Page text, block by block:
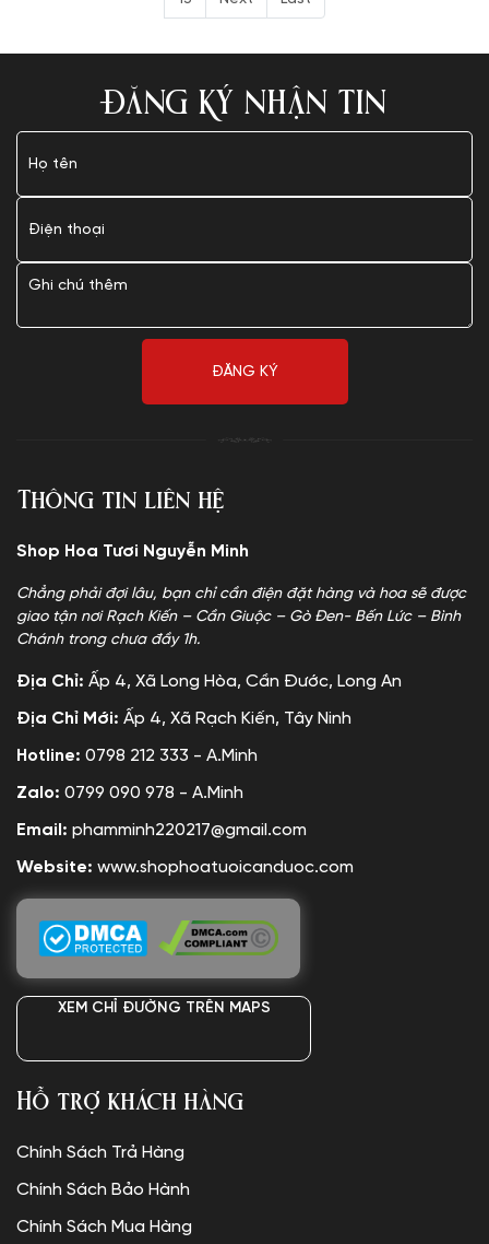
ĐĂNG KÝ NHẬN TIN
Thông tin liên hệ
Shop Hoa Tươi Nguyễn Minh
Chẳng phải đợi lâu, bạn chỉ cần điện đặt hàng và hoa sẽ được
giao tận nơi Rạch Kiến – Cần Giuộc – Gò Đen- Bến Lức – Bình
Chánh trong chưa đầy 1h.
Địa Chỉ: Ấp 4, Xã Long Hòa, Cần Đước, Long An
Địa Chỉ Mới: Ấp 4, Xã Rạch Kiến, Tây Ninh
Hotline: 0798 212 333 - A.Minh
Zalo: 0799 090 978 - A.Minh
Email: phamminh220217@gmail.com
Website: www.shophoatuoicanduoc.com
XEM CHỈ ĐƯỜNG TRÊN MAPS
Hỗ trợ khách hàng
Chính Sách Trả Hàng
Chính Sách Bảo Hành
Chính Sách Mua Hàng